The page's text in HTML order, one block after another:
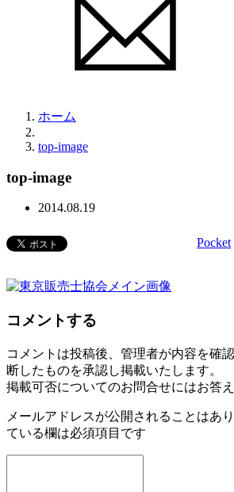
ホーム
top-image
top-image
2014.08.19
Pocket
コメントする
コメントは投稿後、管理者が内容を確
断したものを承認し掲載いたします。
掲載可否についてのお問合せにはお答
メールアドレスが公開されることはあり
ている欄は必須項目です